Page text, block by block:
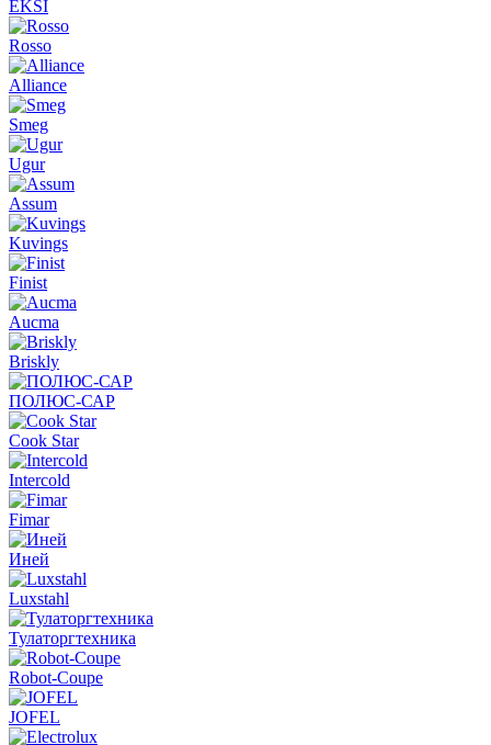
EKSI
Rosso
Alliance
Smeg
Ugur
Assum
Kuvings
Finist
Aucma
Briskly
ПОЛЮС-САР
Cook Star
Intercold
Fimar
Иней
Luxstahl
Тулаторгтехника
Robot-Coupe
JOFEL